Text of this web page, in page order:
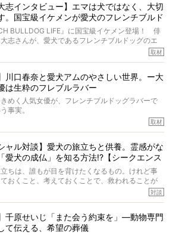
ーナーである佐藤さんご夫婦に、治療の選択やケ
詳しくお話しをうかがいました。
いと思う。
をいますぐ解消することはできないが、話をき
いたり笑ったりするのもいいだろう。
った、こんなにいい子だった、ほんとうに愛し
上沼恵美子さんのご自宅へ伺って、お話をきこう
志インタビュー】エマは犬ではなく、大切
。国宝級イケメンが愛犬のフレンチブルド
緒に登場
BULLDOG LIFE』に国宝級イケメン登場！ 俳
志さんが、愛犬であるフレンチブルドッグのエ
（2歳の女の子）にメロメロとの情報を聞きつけ、
ードが次から次へと飛び出しました。
取材
川口春奈と愛犬アムのやさしい世界。ー大
は生粋のフレブルラバー
めく人気女優が、フレンチブルドッグラバーで
事実。
の当たりにするほどに、そのフレンチブルドッグ
たちのそれとまったく同じであることに、なん
くなってしまったのでした。
アムちゃんのすてきな暮らしを、BUHI編集長の
くしみながら、切り取らせていただきます。
取材
ャル対談】愛犬の旅立ちと供養。霊感がな
愛犬の成仏」を知る方法!?【シークエンス
×PELI】
ちは、誰もが目を背けたくなるもの。けれど事
おくこと、考えておくことで、救われることが
お笑い芸人「シークエンスはやとも」さんに、愛
や供養についてインタビュー。
対談
千原せいじ「また会う約束を」―動物専門
て伝える、希望の葬儀